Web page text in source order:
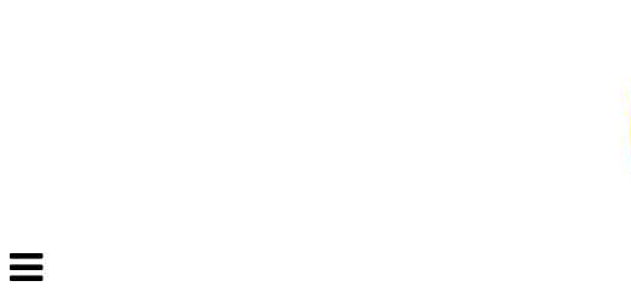
Veksle
navigasjon